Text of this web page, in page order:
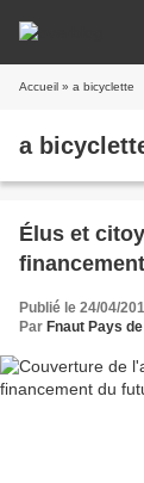
Accueil » a bicyclette
a
Élus et
Publié le 24/04/
Par Fnaut Pays